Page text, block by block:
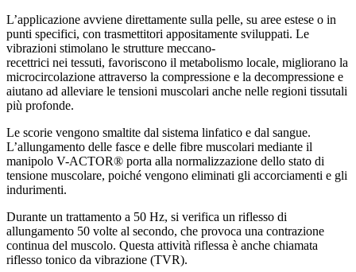
L’applicazione avviene direttamente sulla pelle, su aree estese o in
punti specifici, con trasmettitori appositamente sviluppati. Le
vibrazioni stimolano le strutture meccano-
recettrici nei tessuti, favoriscono il metabolismo locale, migliorano la
microcircolazione attraverso la compressione e la decompressione e
aiutano ad alleviare le tensioni muscolari anche nelle regioni tissutali
più profonde.
Le scorie vengono smaltite dal sistema linfatico e dal sangue.
L’allungamento delle fasce e delle fibre muscolari mediante il
manipolo V-ACTOR® porta alla normalizzazione dello stato di
tensione muscolare, poiché vengono eliminati gli accorciamenti e gli
indurimenti.
Durante un trattamento a 50 Hz, si verifica un riflesso di
allungamento 50 volte al secondo, che provoca una contrazione
continua del muscolo. Questa attività riflessa è anche chiamata
riflesso tonico da vibrazione (TVR).